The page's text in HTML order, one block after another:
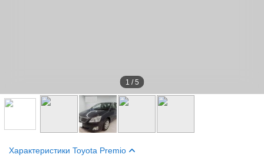
1 /5
Характеристики Toyota Premio